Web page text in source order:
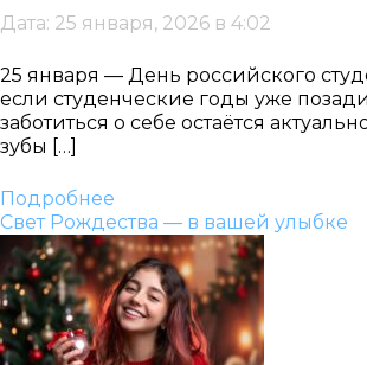
Дата: 25 января, 2026 в 4:02
25 января — День российского
если студенческие годы уже
заботиться о себе остаётся
зубы […]
Подробнее
Свет Рождества — в вашей улыбке